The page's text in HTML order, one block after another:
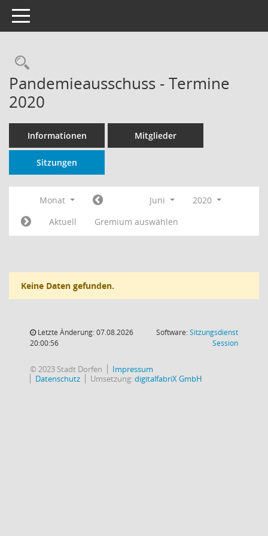
Toggle navigation
Rechercheauswahl
Pandemieausschuss - Termine
2020
Informationen Mitglieder
Sitzungen
Monat Juni
2020
Aktuell
Gremium auswählen
Keine Daten gefunden.
Letzte Änderung: 07.08.2026
20:00:56
Software:Sitzungsdienst
Session(Wird in
© 2023 Stadt Dorfen
Impressum
Datenschutz
Umsetzung:digitalfabriX GmbH